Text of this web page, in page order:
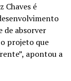
Chaves é
de absorver
projeto que
apontou a